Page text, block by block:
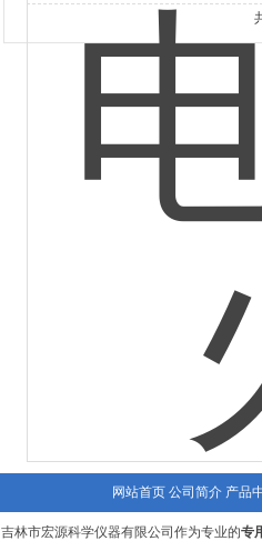
网站首页 公司简介 产品
吉林市宏源科学仪器有限公司作为专业的专